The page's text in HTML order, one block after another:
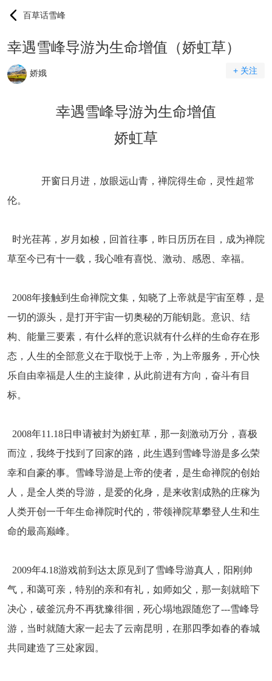
百草话雪峰
幸遇雪峰导游为生命增值（娇虹草）
娇娥 + 关注
幸遇雪峰导游为生命增值
娇虹草
开窗日月进，放眼远山青，禅院得生命，灵性超常
伦。
时光荏苒，岁月如梭，回首往事，昨日历历在目，成为禅院
草至今已有十一载，我心唯有喜悦、激动、感恩、幸福。
2008年接触到 生命禅院文集，知晓了上帝就是宇宙至尊，是
一切的源头，是打开宇宙一切奥秘的万能钥匙。意识、结
构、能量三要素，有什么样的意识就有什么样的生命存在形
态，人生的全部意义在于取悦于上帝，为上帝服务，开心快
乐自由幸福是人生的主旋律，从此前进有方向，奋斗有目
标。
2008年11.18日申请被封为娇虹草，那一刻激动万分，喜极
而泣，我终于找到了回家的路，此生遇到雪峰导游是多么荣
幸和自豪的事。雪峰导游是上帝的使者，是生命禅院的创始
人，是全人类的导游，是爱的化身，是来收割成熟的庄稼为
人类开创一千年生命禅院时代的，带领禅院草攀登人生和生
命的最高巅峰。
2009年4.18游戏前到达太原见到了雪峰导游真人，阳刚帅
气，和蔼可亲，特别的亲和有礼，如师如父，那一刻就暗下
决心，破釜沉舟不再犹豫徘徊，死心塌地跟随您了---雪峰导
游，当时就随大家一起去了云南昆明，在那四季如春的春城
共同建造了三处家园 。